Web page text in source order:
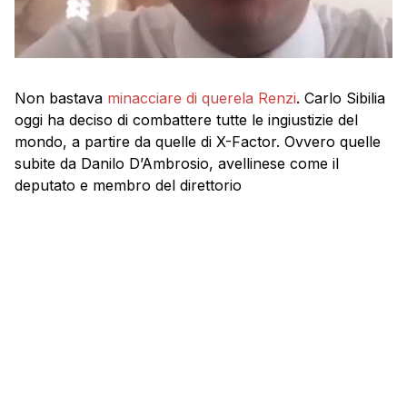
Non bastava minacciare di querela Renzi. Carlo Sibilia
oggi ha deciso di combattere tutte le ingiustizie del
mondo, a partire da quelle di X-Factor. Ovvero quelle
subite da Danilo D’Ambrosio, avellinese come il
deputato e membro del direttorio